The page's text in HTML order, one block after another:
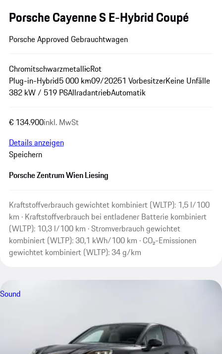
Porsche Cayenne S E-Hybrid Coupé
Porsche Approved Gebrauchtwagen
ChromitschwarzmetallicRot
Plug-in-Hybrid5 000 km09/20251 VorbesitzerKeine Unfälle
382 kW / 519 PSAllradantriebAutomatik
€ 134.900inkl. MwSt
Details anzeigen
Speichern
Porsche Zentrum Wien Liesing
Kraftstoffverbrauch gewichtet kombiniert (WLTP): 1,5 l/100
km · Kraftstoffverbrauch bei entladener Batterie kombiniert
(WLTP): 10,3 l/100 km · Stromverbrauch gewichtet
kombiniert (WLTP): 30,1 kWh/100 km · CO₂-Emissionen
gewichtet kombiniert (WLTP): 34 g/km
Sound